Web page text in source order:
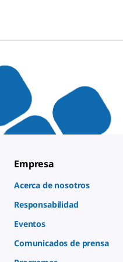
Empresa
Acerca de nosotros
Responsabilidad
Eventos
Comunicados de prensa